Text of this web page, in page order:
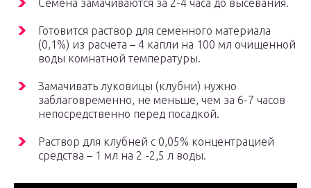
Семена замачиваются за 2-4 часа до высевания.
Готовится раствор для семенного материала
(0,1%) из расчета – 4 капли на 100 мл очищенной
воды комнатной температуры.
Замачивать луковицы (клубни) нужно
заблаговременно, не меньше, чем за 6-7 часов
непосредственно перед посадкой.
Раствор для клубней с 0,05% концентрацией
средства – 1 мл на 2 -2,5 л воды.